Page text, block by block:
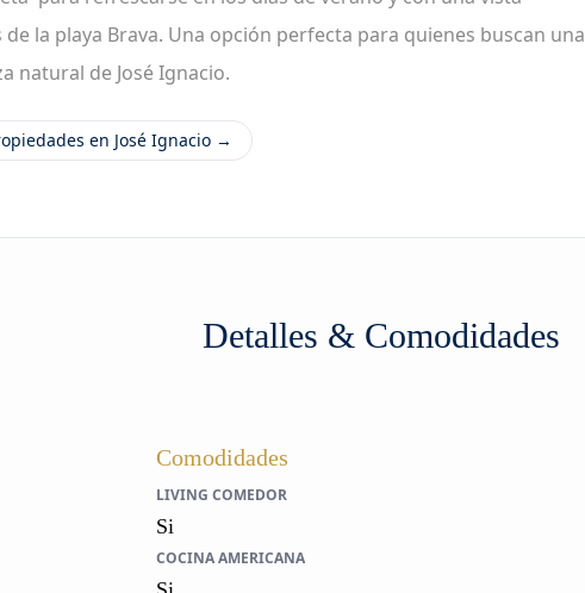
la playa Brava. Una opción perfecta para quienes buscan una
natural de José Ignacio.
en José Ignacio →
Detalles & Comodidades
Comodidades
LIVING COMEDOR
Si
COCINA AMERICANA